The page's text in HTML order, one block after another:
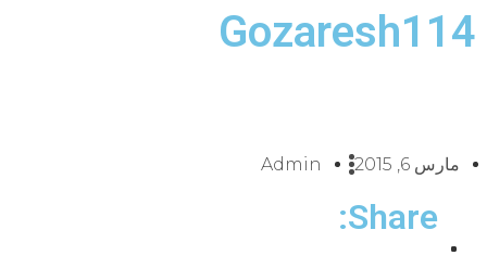
Gozaresh114
مارس 6, 2015 Admin
Share: